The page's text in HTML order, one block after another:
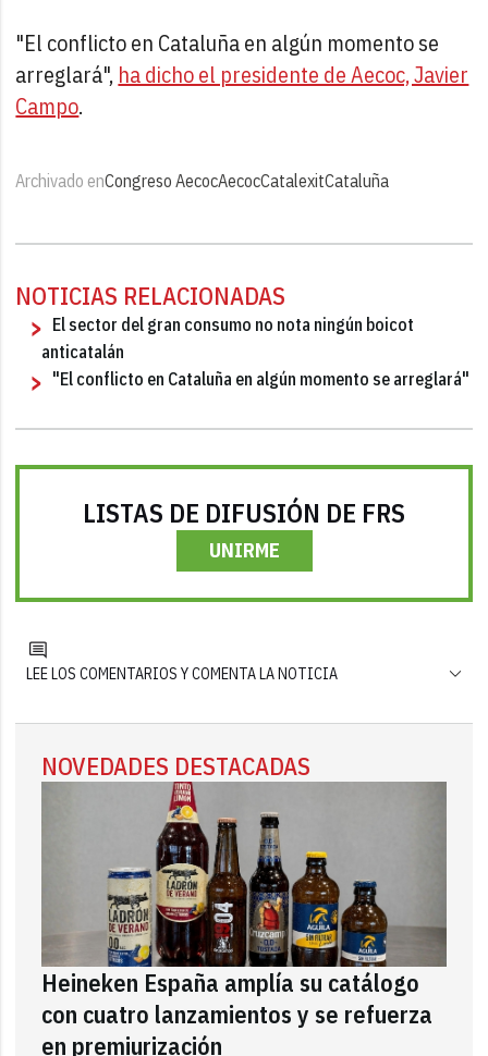
"El conflicto en Cataluña en algún momento se
arreglará", ha dicho el presidente de Aecoc, Javier
Campo.
Archivado enCongreso AecocAecocCatalexitCataluña
NOTICIAS RELACIONADAS
El sector del gran consumo no nota ningún boicot
anticatalán
"El conflicto en Cataluña en algún momento se arreglará"
LISTAS DE DIFUSIÓN DE FRS
UNIRME
LEE LOS COMENTARIOS Y COMENTA LA NOTICIA
NOVEDADES DESTACADAS
Heineken España amplía su catálogo
con cuatro lanzamientos y se refuerza
en premiurización